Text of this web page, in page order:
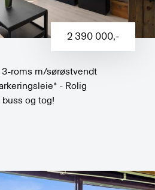
2 390 000,-
3-roms m/sørøstvendt
- Rolig
og tog!